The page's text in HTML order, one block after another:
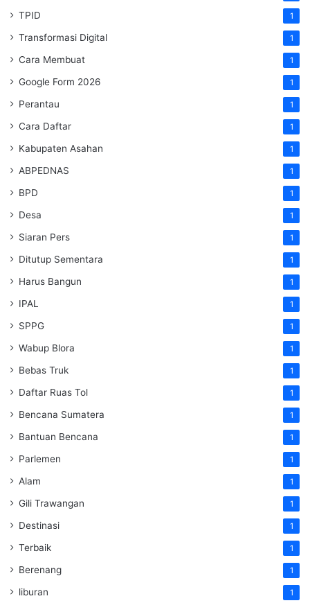
TPID 1
Transformasi Digital 1
Cara Membuat 1
Google Form 2026 1
Perantau 1
Cara Daftar 1
Kabupaten Asahan 1
ABPEDNAS 1
BPD 1
Desa 1
Siaran Pers 1
Ditutup Sementara 1
Harus Bangun 1
IPAL 1
SPPG 1
Wabup Blora 1
Bebas Truk 1
Daftar Ruas Tol 1
Bencana Sumatera 1
Bantuan Bencana 1
Parlemen 1
Alam 1
Gili Trawangan 1
Destinasi 1
Terbaik 1
Berenang 1
liburan 1